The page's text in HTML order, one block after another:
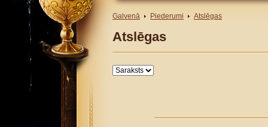
Galvenā Piederumi Аtslēgas
Аtslēgas